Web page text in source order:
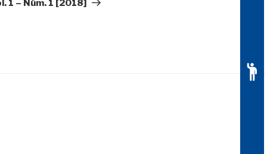
1 – Núm. 1 [2018]